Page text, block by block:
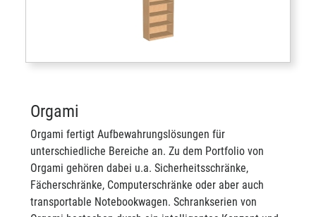
Orgami
Orgami fertigt Aufbewahrungslösungen für
unterschiedliche Bereiche an. Zu dem Portfolio von
Orgami gehören dabei u.a. Sicherheitsschränke,
Fächerschränke, Computerschränke oder aber auch
transportable Notebookwagen. Schrankserien von